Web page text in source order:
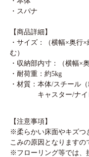
・スパナ
【商品詳細】
・サイズ：（横幅×奥行
む）
・収納部内寸：（横幅×
・耐荷重：約5kg
・材質：本体/スチール（
キャスター/ナイ
【注意事項】
※柔らかい床面やキズつ
こみの原因となりますの
※フローリング等では、